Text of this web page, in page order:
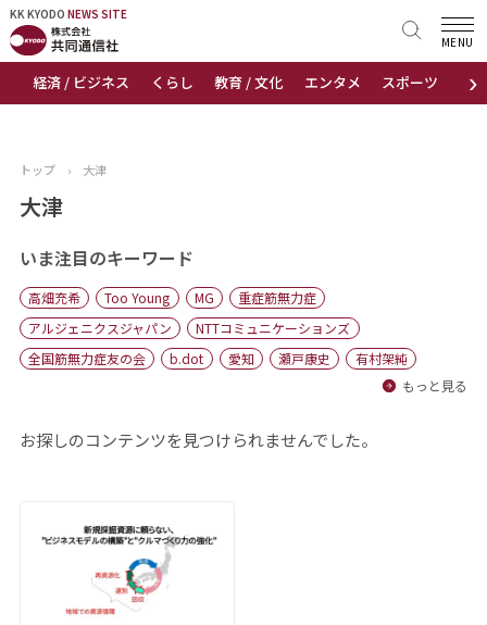
KK KYODO NEWS SITE
›
経済 / ビジネス くらし 教育 / 文化 エンタメ スポーツ 地域
MENU
KK KYODONEWS SITE
トップページ
ニュース
おすすめコンテンツ
出版物
会社概要
トップ › 大津
大津
いま注目のキーワード
高畑充希 Too Young MG
重症筋無力症
アルジェニクスジャパン
NTTコミュニケーションズ
全国筋無力症友の会
b.dot 愛知 瀬戸康史
有村架純
もっと見る
お探しのコンテンツを見つけられませんでした。